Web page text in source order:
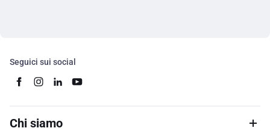
Seguici sui social
Chi siamo